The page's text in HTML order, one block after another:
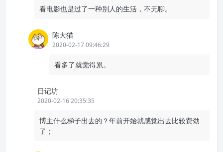
看电影也是过了一种别人的生活，不无聊。
陈大猫
2020-02-17 09:46:29
看多了就觉得累。
日记坊
2020-02-16 20:35:35
博主什么梯子出去的？年前开始就感觉出去比较费劲
了；